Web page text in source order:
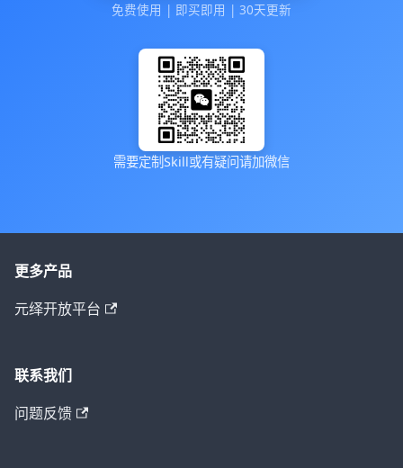
免费使用 | 即买即用 | 30天更新
需要定制Skill或有疑问请加微信
更多产品
元绎开放平台
联系我们
问题反馈